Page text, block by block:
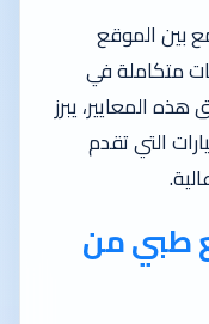
بين الموقع
متكاملة في
المعايير، يبرز
التي تقدم
طبي من